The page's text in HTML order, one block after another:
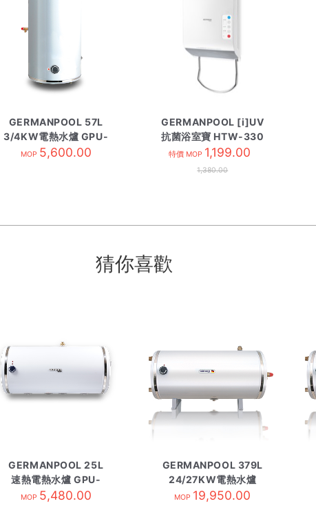
GERMANPOOL 57L
3/4KW電熱水爐 GPU-
15 圓型
MOP 5,600.00
GERMANPOOL [i]UV
抗菌浴室寶 HTW-330
特價 MOP 1,199.00
1,380.00
猜你喜歡
GERMANPOOL 25L
速熱電熱水爐 GPU-
6.5SSJ-JS 圓橫掛
MOP 5,480.00
GERMANPOOL 379L
24/27KW電熱水爐
GPU-100 圓型
MOP 19,950.00